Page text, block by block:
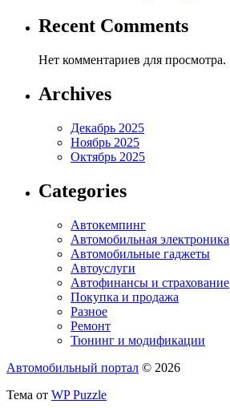
Recent Comments
Нет комментариев для просмотра.
Archives
Декабрь 2025
Ноябрь 2025
Октябрь 2025
Categories
Автокемпинг
Автомобильная электроника
Автомобильные гаджеты
Автоуслуги
Автофинансы и страхование
Покупка и продажа
Разное
Ремонт
Тюнинг и модификации
Автомобильный портал © 2026
Тема от WP Puzzle